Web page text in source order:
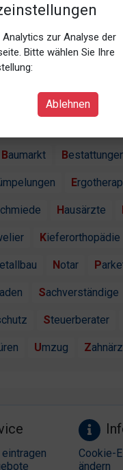
zur Analyse der
Bitte wählen Sie Ihre
Ablehnen
Baumarkt
Hausärzte
Kieferorthopädie
Metallbau Notar
Sachverständige
Steuerberater
Umzug
Cookie-
ändern